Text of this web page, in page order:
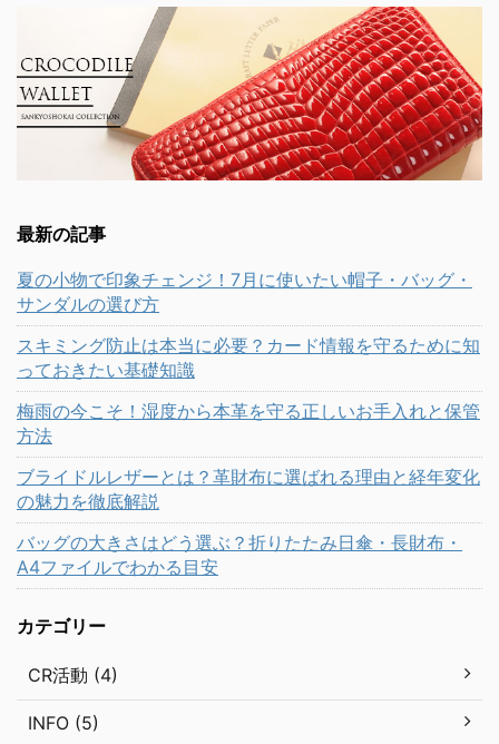
最新の記事
夏の小物で印象チェンジ！7月に使いたい帽子・バッグ・
サンダルの選び方
スキミング防止は本当に必要？カード情報を守るために知
っておきたい基礎知識
梅雨の今こそ！湿度から本革を守る正しいお手入れと保管
方法
ブライドルレザーとは？革財布に選ばれる理由と経年変化
の魅力を徹底解説
バッグの大きさはどう選ぶ？折りたたみ日傘・長財布・
A4ファイルでわかる目安
カテゴリー
CR活動 (4)
INFO (5)